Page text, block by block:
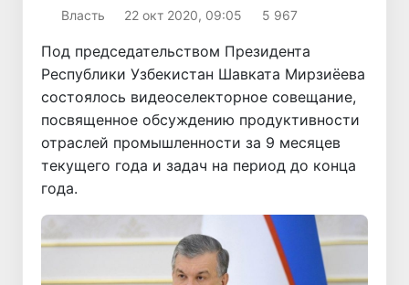
Власть 22 окт 2020, 09:05 5 967
Под председательством Президента
Республики Узбекистан Шавката Мирзиёева
состоялось видеоселекторное совещание,
посвященное обсуждению продуктивности
отраслей промышленности за 9 месяцев
текущего года и задач на период до конца
года.